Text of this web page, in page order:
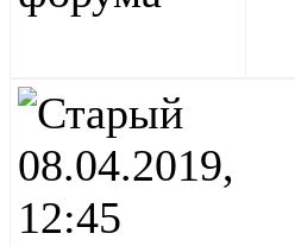
08.04.2019,
12:45